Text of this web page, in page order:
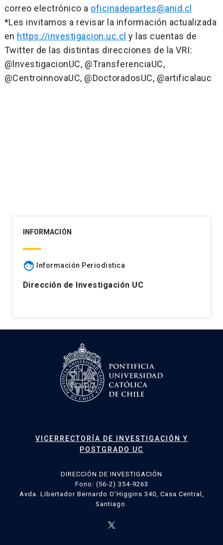
correo electrónico a oficinadepartes@anid.cl
*Les invitamos a revisar la información actualizada
en https://investigacion.uc.cl y las cuentas de
Twitter de las distintas direcciones de la VRI:
@lnvestigacionUC, @TransferenciaUC,
@CentroinnovaUC, @DoctoradosUC, @artificalauc
INFORMACIÓN
face Información Periodistica
Dirección de Investigación UC
VICERRECTORÍA DE INVESTIGACIÓN Y
POSTGRADO UC
DIRECCIÓN DE INVESTIGACIÓN
Fono: (56-2) 354-9263
Avda. Libertador Bernardo O’Higgins 340, Casa Central,
Santiago.